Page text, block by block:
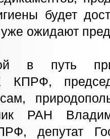
будет
уже ожидают
в путь
КПРФ,
РАН
депутат